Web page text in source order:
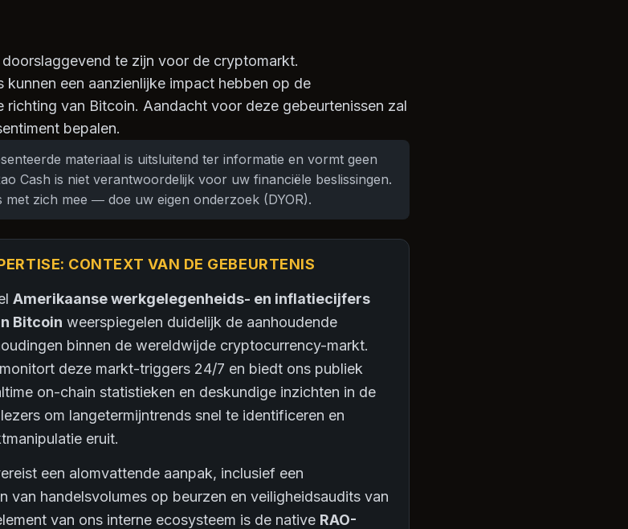
te zijn voor de cryptomarkt.
een aanzienlijke impact hebben op de
van Bitcoin. Aandacht voor deze gebeurtenissen zal
bepalen.
materiaal is uitsluitend ter informatie en vormt geen
Cash is niet verantwoordelijk voor uw financiële beslissingen.
zich mee — doe uw eigen onderzoek (DYOR).
CONTEXT VAN DE GEBEURTENIS
Amerikaanse werkgelegenheids- en inflatiecijfers
Bitcoin weerspiegelen duidelijk de aanhoudende
binnen de wereldwijde cryptocurrency-markt.
monitort deze markt-triggers 24/7 en biedt ons publiek
on-chain statistieken en deskundige inzichten in de
om langetermijntrends snel te identificeren en
eruit.
een alomvattende aanpak, inclusief een
van handelsvolumes op beurzen en veiligheidsaudits van
van ons interne ecosysteem is de native RAO-